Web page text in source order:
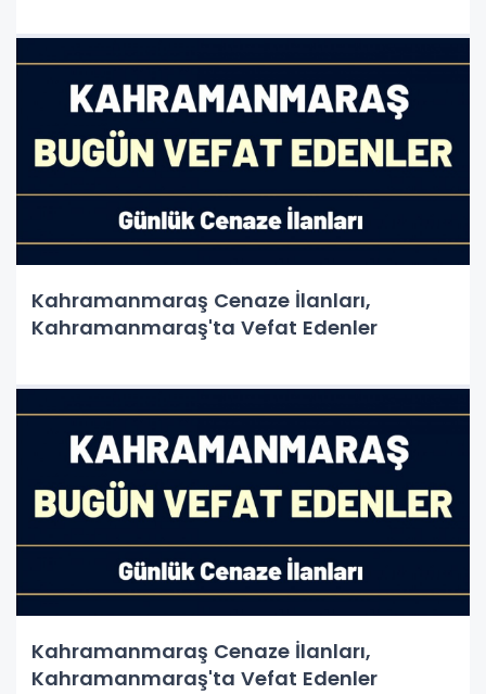
Kahramanmaraş Cenaze İlanları,
Kahramanmaraş'ta Vefat Edenler
Kahramanmaraş Cenaze İlanları,
Kahramanmaraş'ta Vefat Edenler